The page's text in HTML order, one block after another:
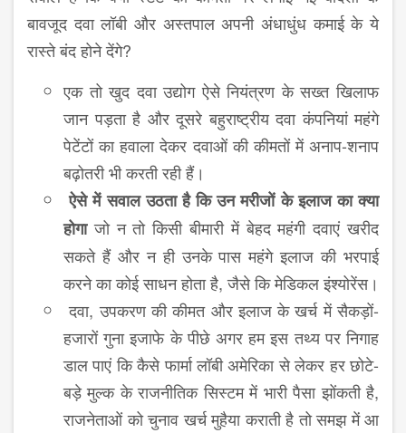
बावजूद दवा लॉबी और अस्तपाल अपनी अंधाधुंध कमाई के ये
रास्ते बंद होने देंगे?
एक तो खुद दवा उद्योग ऐसे नियंत्रण के सख्त खिलाफ
जान पड़ता है और दूसरे बहुराष्ट्रीय दवा कंपनियां महंगे
पेटेंटों का हवाला देकर दवाओं की कीमतों में अनाप-शनाप
बढ़ोतरी भी करती रही हैं।
ऐसे में सवाल उठता है कि उन मरीजों के इलाज का क्या
होगाजो न तो किसी बीमारी में बेहद महंगी दवाएं खरीद
सकते हैं और न ही उनके पास महंगे इलाज की भरपाई
करने का कोई साधन होता है, जैसे कि मेडिकल इंश्योरेंस।
दवा, उपकरण की कीमत और इलाज के खर्च में सैकड़ों-
हजारों गुना इजाफे के पीछे अगर हम इस तथ्य पर निगाह
डाल पाएं कि कैसे फार्मा लॉबी अमेरिका से लेकर हर छोटे-
बड़े मुल्क के राजनीतिक सिस्टम में भारी पैसा झोंकती है,
राजनेताओं को चुनाव खर्च मुहैया कराती है तो समझ में आ